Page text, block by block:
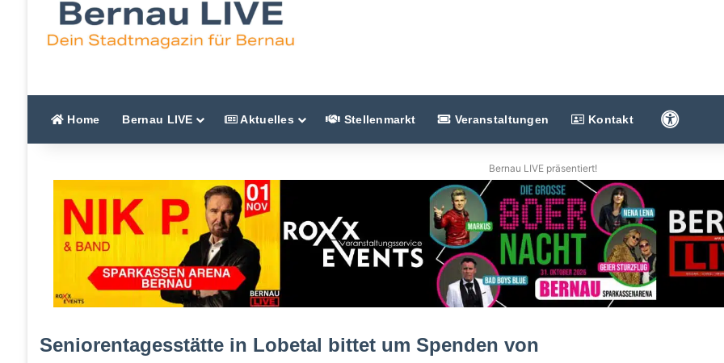
Home Bernau LIVE Aktuelles Stellenmarkt Veranstaltungen Kontakt
Bernau LIVE präsentiert!
Seniorentagesstätte in Lobetal bittet um Spenden von